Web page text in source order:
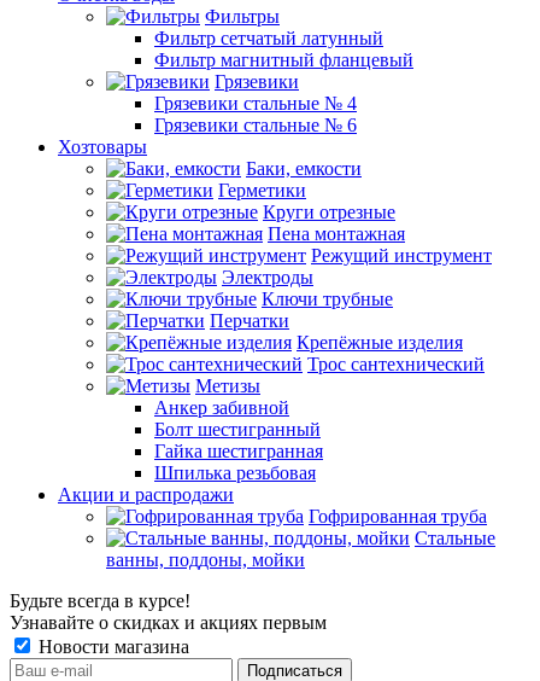
Фильтры
Фильтр сетчатый латунный
Фильтр магнитный фланцевый
Грязевики
Грязевики стальные № 4
Грязевики стальные № 6
Хозтовары
Баки, емкости
Герметики
Круги отрезные
Пена монтажная
Режущий инструмент
Электроды
Ключи трубные
Перчатки
Крепёжные изделия
Трос сантехнический
Метизы
Анкер забивной
Болт шестигранный
Гайка шестигранная
Шпилька резьбовая
Акции и распродажи
Гофрированная труба
Стальные
ванны, поддоны, мойки
Будьте всегда в курсе!
Узнавайте о скидках и акциях первым
Новости магазина